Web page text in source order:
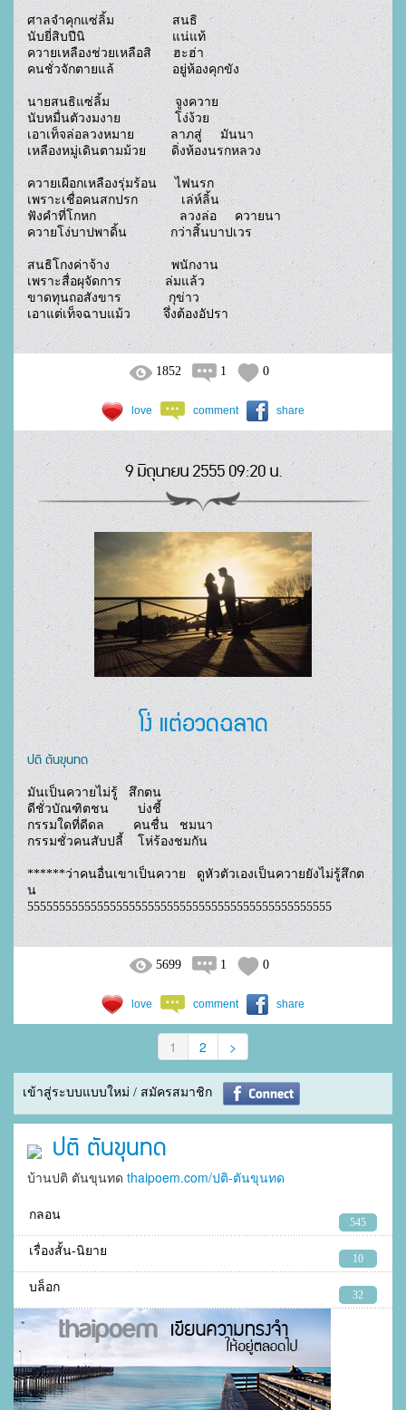
ศาลจำคุกแซ่ลิ้ม                สนธิ
นับยี่สิบปีนิ                        แน่แท้
ควายเหลืองช่วยเหลือสิ      ฮะฮ่า
คนชั่วจักตายแล้                อยู่ห้องคุกขัง
นายสนธิแซ่ลิ้ม                  จูงควาย
นับหมื่นตัวงมงาย               โง่ง้วย
เอาเท็จล่อลวงหมาย          ลาภสู่     มันนา
เหลืองหมู่เดินตามม้วย       ดิ่งห้องนรกหลวง
ควายเผือกเหลืองรุ่มร้อน     ไฟนรก
เพราะเชื่อคนสกปรก            เล่ห์ลิ้น
ฟังคำที่โกหก                       ลวงล่อ     ควายนา
ควายโง่บาปพาดิ้น            กว่าสิ้นบาปเวร
สนธิโกงค่าจ้าง                 พนักงาน
เพราะสื่อผุจัดการ            ล่มแล้ว
ขาดทุนถอสังขาร             กุข่าว
เอาแต่เท็จฉาบแม้ว         จึ่งต้องอัปรา
1852 1 0
love comment share
9 มิถุนายน 2555 09:20 น.
โง่ แต่อวดฉลาด
ปติ ตันขุนทด
มันเป็นควายไม่รู้   สึกตน
ดีชั่วบัณฑิตชน        บ่งชี้
กรรมใดที่ดีดล        คนชื่น   ชมนา
กรรมชั่วคนสับปลี้    โห่ร้องชมกัน
******ว่าคนอื่นเขาเป็นควาย   ดูหัวตัวเองเป็นควายยังไม่รู้สึกต
น
555555555555555555555555555555555555555555555555
5699 1 0
love comment share
1 2 >
เข้าสู่ระบบแบบใหม่ / สมัครสมาชิก
ปติ ตันขุนทด
บ้านปติ ตันขุนทด thaipoem.com/ปติ-ตันขุนทด
กลอน
545
เรื่องสั้น-นิยาย
10
บล็อก
32